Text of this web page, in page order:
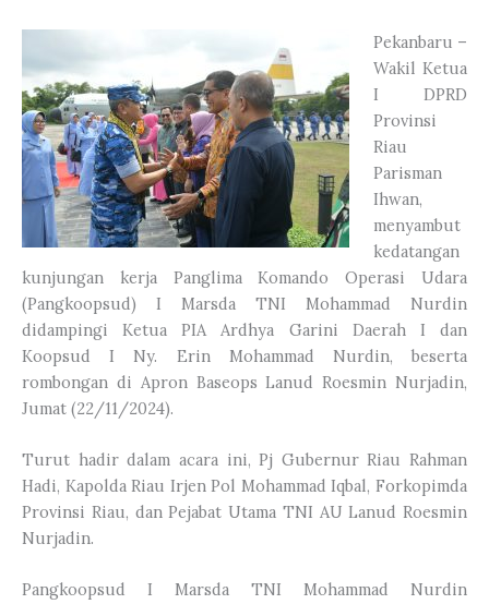
Pekanbaru –
Wakil Ketua
I DPRD
Provinsi
Riau
Parisman
Ihwan,
menyambut
kedatangan
kunjungan kerja Panglima Komando Operasi Udara
(Pangkoopsud) I Marsda TNI Mohammad Nurdin
didampingi Ketua PIA Ardhya Garini Daerah I dan
Koopsud I Ny. Erin Mohammad Nurdin, beserta
rombongan di Apron Baseops Lanud Roesmin Nurjadin,
Jumat (22/11/2024).
Turut hadir dalam acara ini, Pj Gubernur Riau Rahman
Hadi, Kapolda Riau Irjen Pol Mohammad Iqbal, Forkopimda
Provinsi Riau, dan Pejabat Utama TNI AU Lanud Roesmin
Nurjadin.
Pangkoopsud I Marsda TNI Mohammad Nurdin